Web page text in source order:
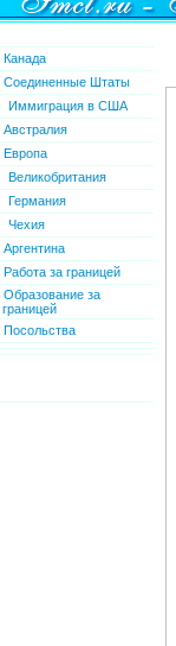
Канада
Соединенные Штаты
Иммиграция в США
Австралия
Европа
Великобритания
Германия
Чехия
Аргентина
Работа за границей
Образование за
границей
Посольства